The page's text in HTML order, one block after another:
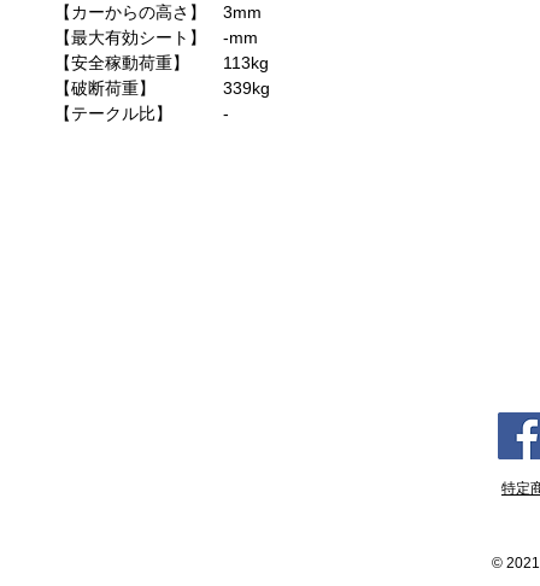
【カーからの高さ】 3mm
【最大有効シート】 -mm
【安全稼動荷重】 113kg
【破断荷重】 339kg
【テークル比】 -
特定
©